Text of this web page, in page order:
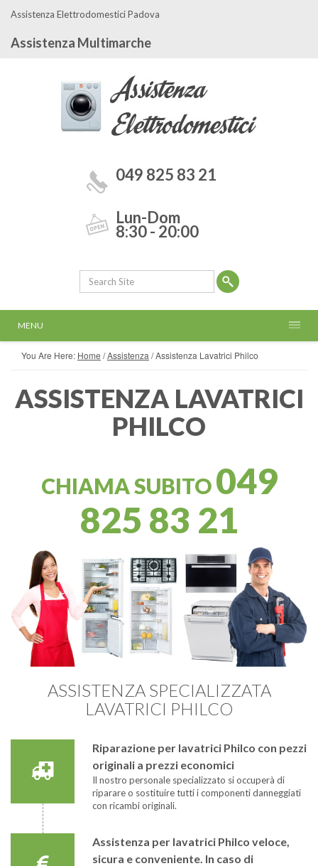
Assistenza Elettrodomestici Padova
Assistenza Multimarche
049 825 83 21
Lun-Dom
8:30 - 20:00
MENU
You Are Here: Home /Assistenza /Assistenza Lavatrici Philco
ASSISTENZA LAVATRICI
PHILCO
CHIAMA SUBITO049
825 83 21
ASSISTENZA SPECIALIZZATA
LAVATRICI PHILCO
Riparazione per lavatrici Philco con pezzi
originali a prezzi economici
Il nostro personale specializzato si occuperà di
riparare o sostituire tutti i componenti danneggiati
con ricambi originali.
Assistenza per lavatrici Philco veloce,
sicura e conveniente. In caso di